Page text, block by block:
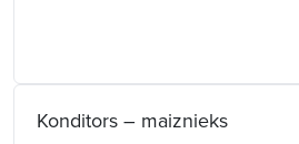
Konditors – maiznieks